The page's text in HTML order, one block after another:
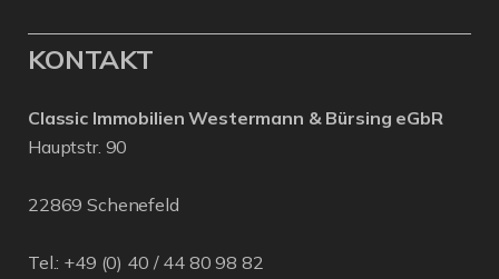
KONTAKT
Classic Immobilien Westermann & Bürsing eGbR
Hauptstr. 90
22869 Schenefeld
Tel.: +49 (0) 40 / 44 80 98 82